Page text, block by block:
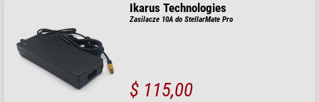
Ikarus Technologies
Zasilacze 10A do StellarMate Pro
$ 115,00